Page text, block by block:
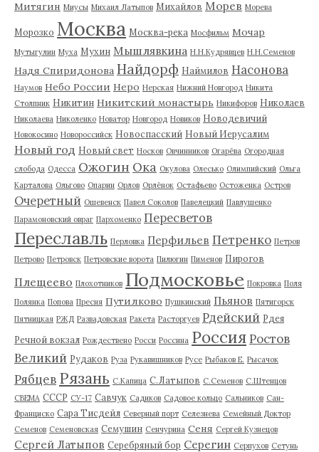
Митягин Миусы Михаил Латыпов Михайлов Морев Морева
Морозко Москва Москва-река Мосфильм Мочар
Мутыгулин Муха Мухин Мышлявкина Н.Н.Кудрявцев Н.Н.Семенов
Надя Спиридонова Найдорф Наймилов Насонова
Наумов Небо России Неро Нерская Нижний Новгород Никита
Столпник Никитин Никитский монастырь Никифоров Николаев
Николаева Николенко Новатор Новгород Новиков Новодевичий
Новокосино Новороссийск Новоспасский Новый Иерусалим
Новый год Новый свет Носков Овчинников Огарёва Огородная
слобода Одесса Ожогин Ока Окулова Олесько Олимпийский Ольга
Карталова Ольгово Опарин Орлов Орлёнок Остафьево Остоженка Остров
Очеретный Ошевенск Павел Соколов Павелецкий Павлушенко
Парамоновский овраг Пархоменко Пересветов
Переславль Перловка Перфильев Петренко Петров
Петрово Петровск Петровские ворота Пилюгин Пименов Пирогов
Плещеево Плохотников Подмосковье Покровка Поля
Полянка Попова Пресня Путилково Пушкинский Пьянов Пятигорск
Пятницкая РЖД Развадовская Ракета Расторгуев Рдейский Рдея
Речной вокзал Рождествено Росси Россина Россия Ростов
Великий Рудаков Руза Рукавишников Русе Рыбаков Е. Рысачок
Рябцев Рязань С.Капица С.Латыпов С.Семенов С.Штенцов
СВЕМА СССР СУ-17 Савчук Садиков Садовое кольцо Сальников Сан-
Франциско Сара Тисдейл Северный порт Селезнева Семейный Доктор
Семенов Семеновская Семушин Сенчурина Сеня Сергей Кузнецов
Сергей Латыпов Серебряный бор Серегин Серпухов Сетунь